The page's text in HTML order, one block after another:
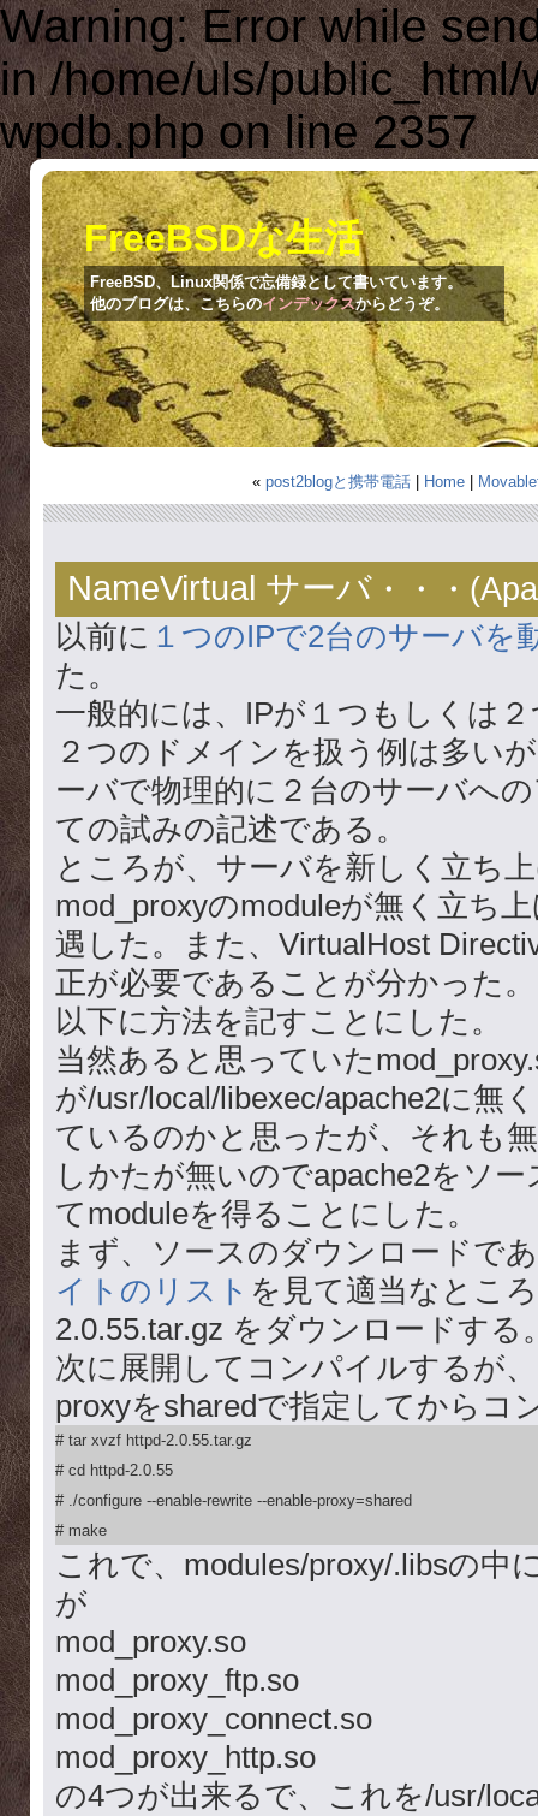
Warning: Error while
in /home/uls/
wpdb.php on line 2357
FreeBSDな生活
FreeBSD、Linux関係で忘備録として書いています。
他のブログは、こちらのインデックスからどうぞ。
« post2blogと携帯電話| Home|
NameVirtual サーバ ・・・(
以前に １つのIPで2台のサーバを
た。
一般的には、IPが１つもしくは
２つのドメインを扱う例は多い
ーバで物理的に２台のサーバへ
ての試みの記述である。
ところが、サーバを新しく立ち
mod_proxyのmoduleが無く立ち
遇した。また、VirtualHost
正が必要であることが分かった。
以下に方法を記すことにした。
当然あると思っていた
が/usr/local/libexec/apache2に無
ているのかと思ったが、それも
しかたが無いのでapache2をソ
てmoduleを得ることにした。
まず、ソースのダウンロードで
イトのリスト を見て適当なとこ
2.0.55.tar.gz をダウンロードする
次に展開してコンパイルするが
proxyをsharedで指定してからコ
# tar xvzf httpd-2.0.55.tar.gz
# cd httpd-2.0.55
# ./configure --enable-rewrite --enable-proxy=shared
# make
これで、modules/proxy/.libsの中
が
mod_proxy.so
mod_proxy_ftp.so
mod_proxy_connect.so
mod_proxy_http.so
の4つが出来るで、これを/usr/